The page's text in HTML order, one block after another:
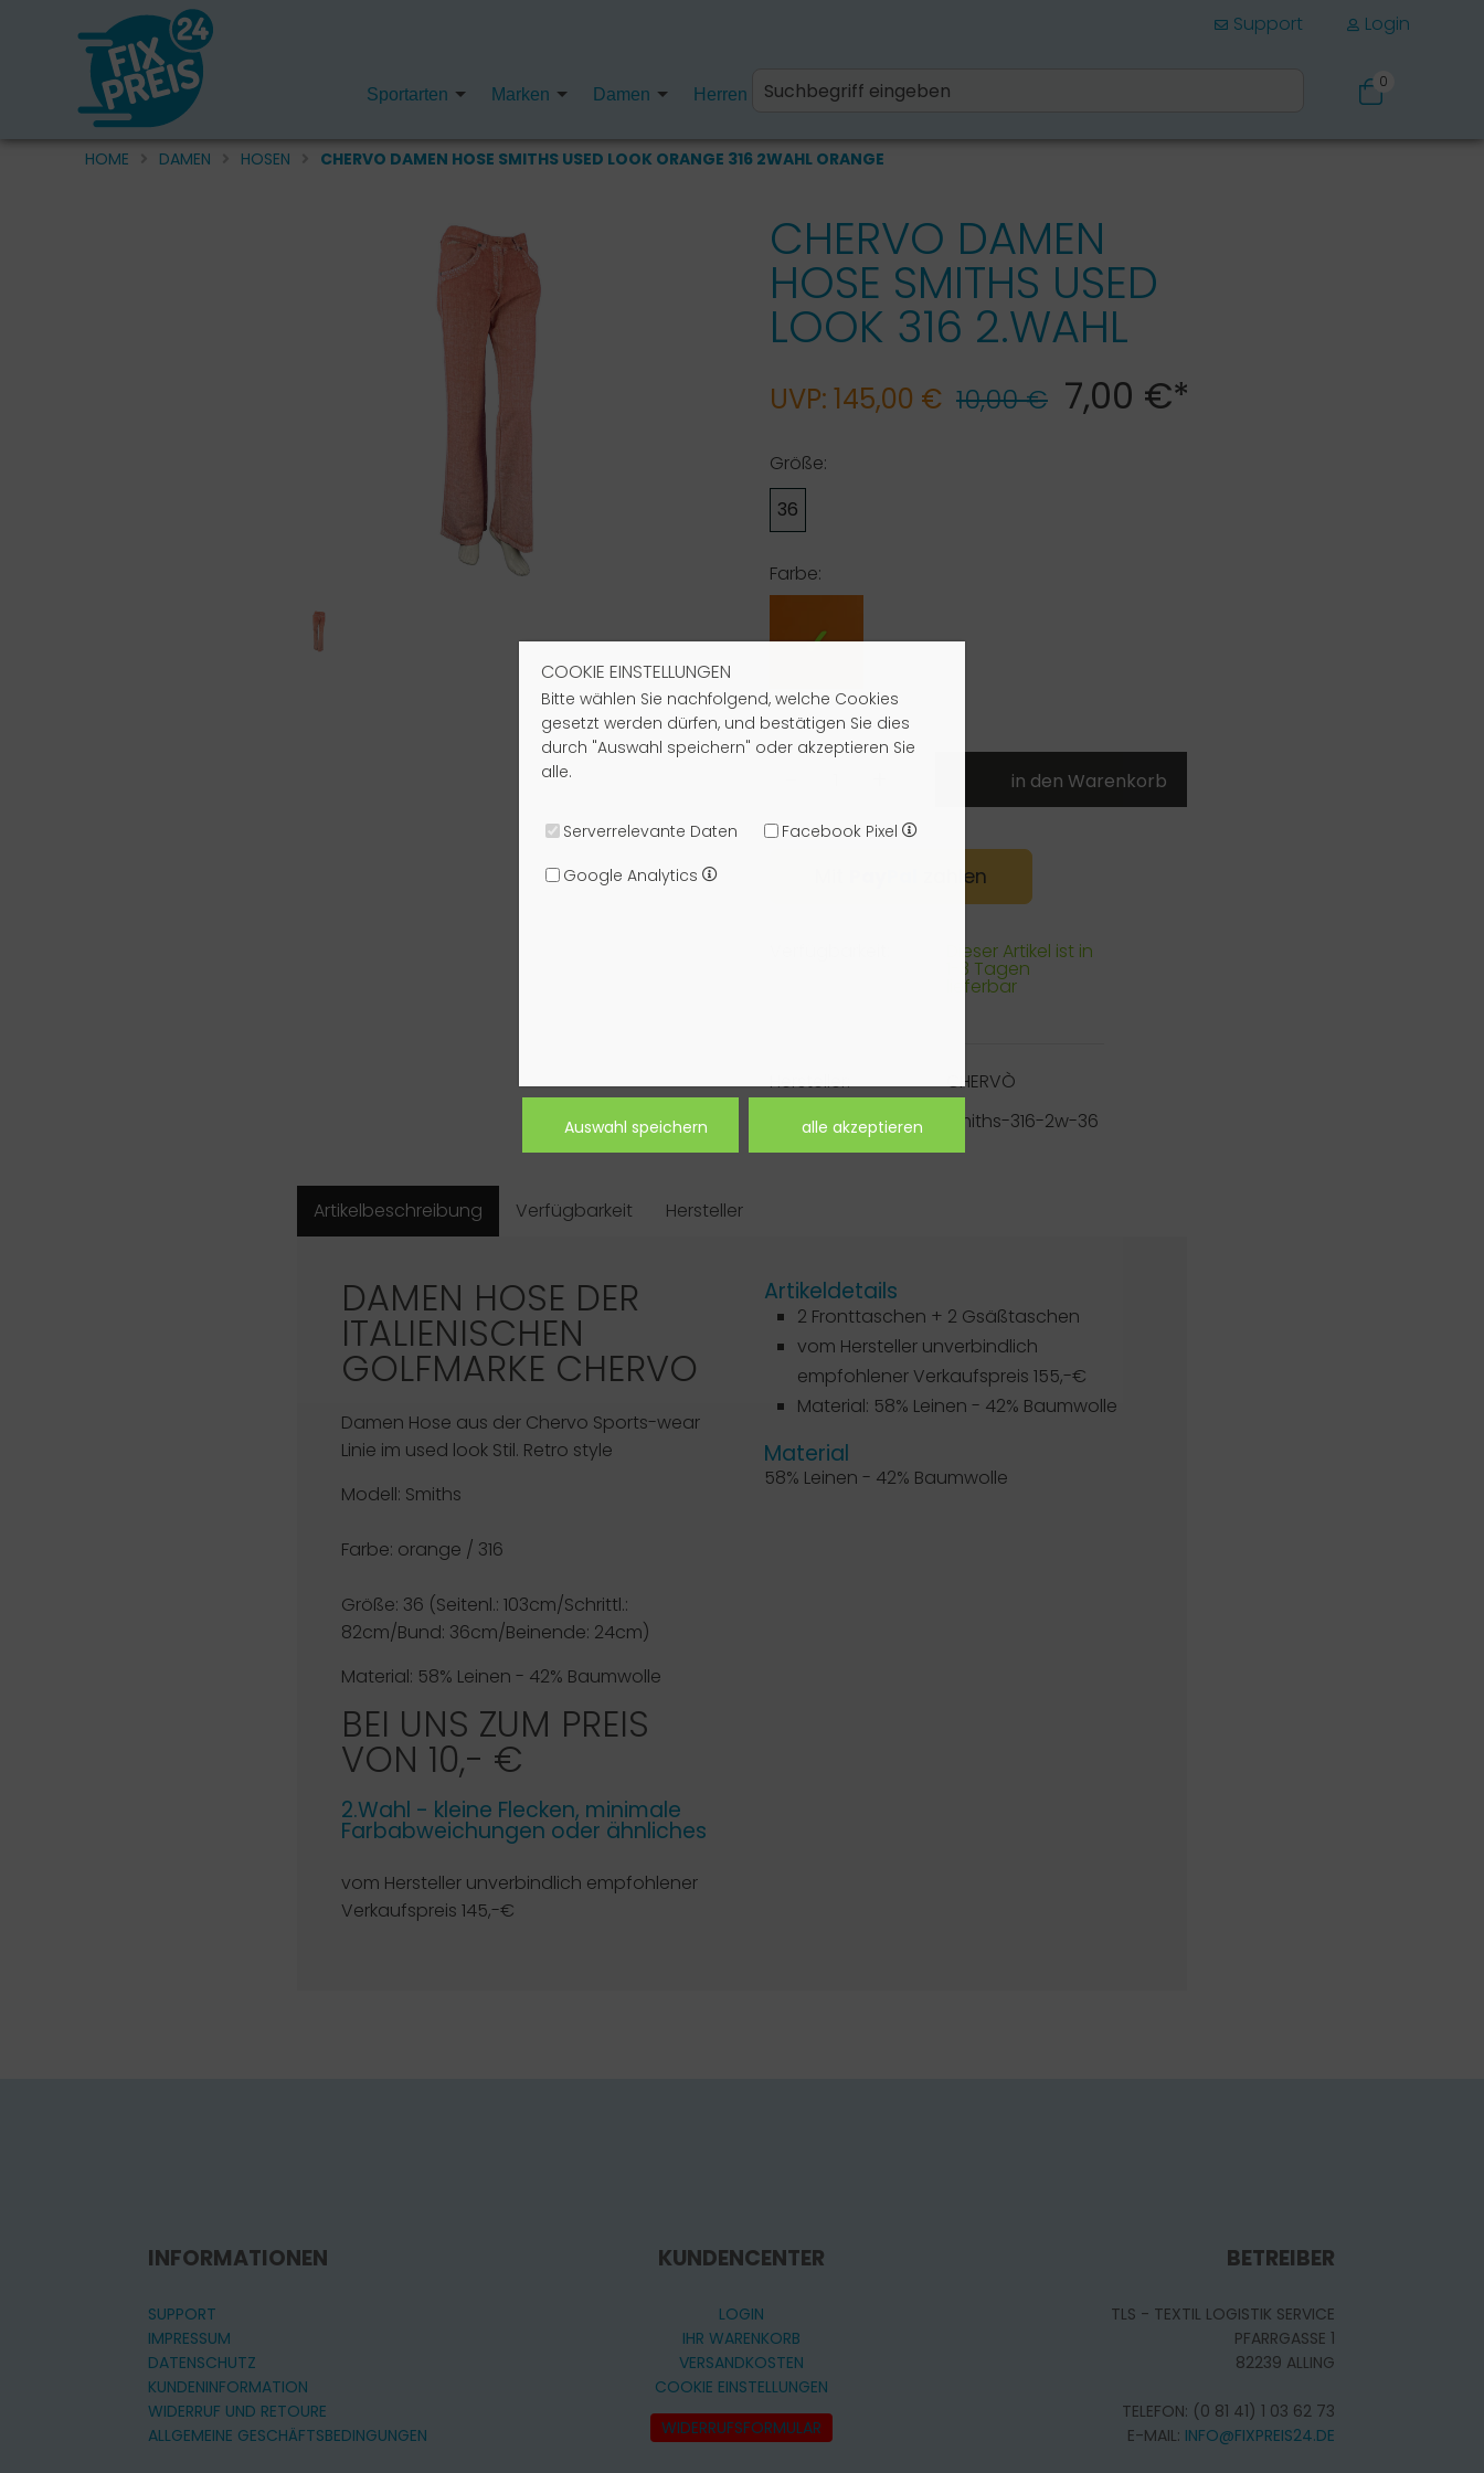
COOKIE EINSTELLUNGEN
Bitte wählen Sie nachfolgend, welche Cookies
gesetzt werden dürfen, und bestätigen Sie dies
durch "Auswahl speichern" oder akzeptieren Sie
alle.
Serverrelevante Daten
Facebook Pixel
Google Analytics
Login
Support
Sportarten Marken Damen Herren Kinder Fanartikel
0
HOME DAMEN HOSEN CHERVO DAMEN HOSE SMITHS USED LOOK ORANGE 316 2WAHL ORANGE
CHERVO DAMEN
HOSE SMITHS USED
LOOK 316 2.WAHL
UVP: 145,00 € 10,00 € 7,00 €*
Größe:
36
Farbe:
zahlen
Dieser Artikel ist in
1-3 Tagen
lieferbar
Hersteller:
CHERVÒ
Artikelnummer:
smiths-316-2w-36
Artikelbeschreibung Verfügbarkeit Hersteller
DAMEN HOSE DER
ITALIENISCHEN
GOLFMARKE CHERVO
Damen Hose aus der Chervo Sports-wear
Linie im used look Stil. Retro style
Modell: Smiths
Farbe: orange / 316
Größe: 36 (Seitenl.: 103cm/Schrittl.:
82cm/Bund: 36cm/Beinende: 24cm)
Material: 58% Leinen - 42% Baumwolle
BEI UNS ZUM PREIS
VON 10,- €
2.Wahl - kleine Flecken, minimale
Farbabweichungen oder ähnliches
vom Hersteller unverbindlich empfohlener
Verkaufspreis 145,-€
Artikeldetails
2 Fronttaschen + 2 Gsäßtaschen
vom Hersteller unverbindlich
empfohlener Verkaufspreis 155,-€
Material: 58% Leinen - 42% Baumwolle
Material
58% Leinen - 42% Baumwolle
INFORMATIONEN
SUPPORT
IMPRESSUM
DATENSCHUTZ
KUNDENINFORMATION
WIDERRUF UND RETOURE
ALLGEMEINE GESCHÄFTSBEDINGUNGEN
KUNDENCENTER
LOGIN
IHR WARENKORB
VERSANDKOSTEN
COOKIE EINSTELLUNGEN
WIDERRUFSFORMULAR
BETREIBER
TLS - TEXTIL LOGISTIK SERVICE
PFARRGASSE 1
82239 ALLING
TELEFON: (0 81 41) 1 03 62 73
E-MAIL: INFO@FIXPREIS24.DE